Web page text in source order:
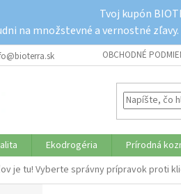
Tvoj kupón
na množstevné a vernostné
OBCHODNÉ
Ekodrogéria Prírodná
je tu! Vyberte správny prípravok proti